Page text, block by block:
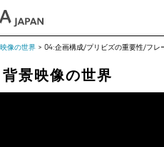
お問合せ | メールマガジン
像の世界 > 04:企画構成/プリビズの重要性/フレ
景映像の世界